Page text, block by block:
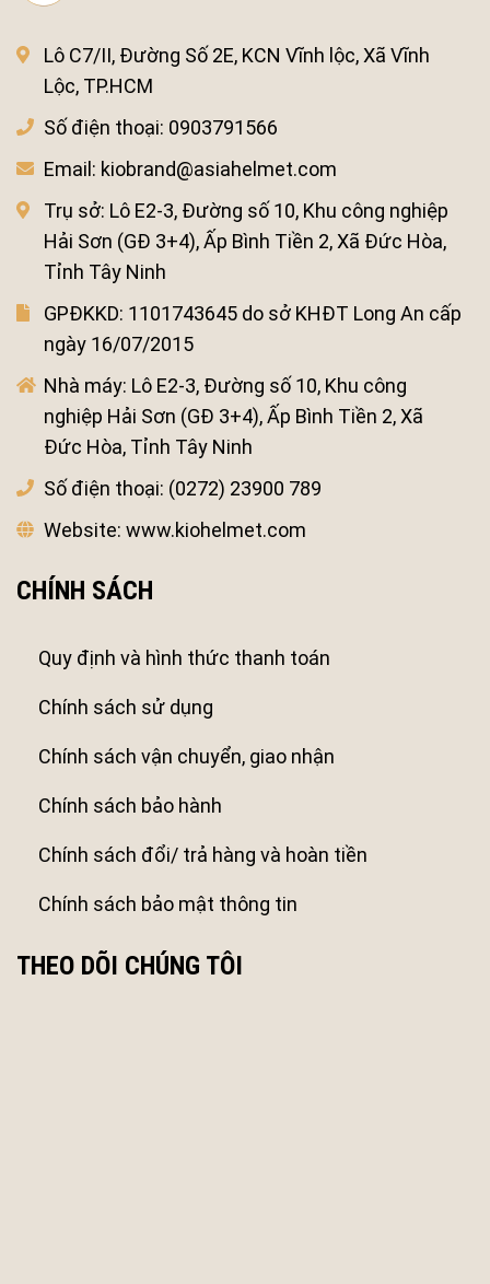
Lô C7/II, Đường Số 2E, KCN Vĩnh lộc, Xã Vĩnh
Lộc, TP.HCM
Số điện thoại: 0903791566
Email: kiobrand@asiahelmet.com
Trụ sở: Lô E2-3, Đường số 10, Khu công nghiệp
Hải Sơn (GĐ 3+4), Ấp Bình Tiền 2, Xã Đức Hòa,
Tỉnh Tây Ninh
GPĐKKD: 1101743645 do sở KHĐT Long An cấp
ngày 16/07/2015
Nhà máy: Lô E2-3, Đường số 10, Khu công
nghiệp Hải Sơn (GĐ 3+4), Ấp Bình Tiền 2, Xã
Đức Hòa, Tỉnh Tây Ninh
Số điện thoại: (0272) 23900 789
Website: www.kiohelmet.com
CHÍNH SÁCH
Quy định và hình thức thanh toán
Chính sách sử dụng
Chính sách vận chuyển, giao nhận
Chính sách bảo hành
Chính sách đổi/ trả hàng và hoàn tiền
Chính sách bảo mật thông tin
THEO DÕI CHÚNG TÔI